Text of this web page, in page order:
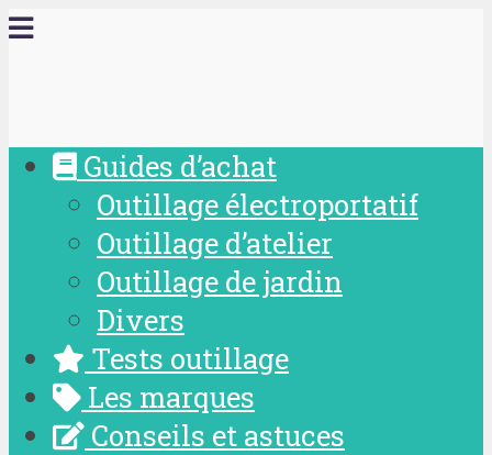
Guides d’achat
Outillage électroportatif
Outillage d’atelier
Outillage de jardin
Divers
Tests outillage
Les marques
Conseils et astuces